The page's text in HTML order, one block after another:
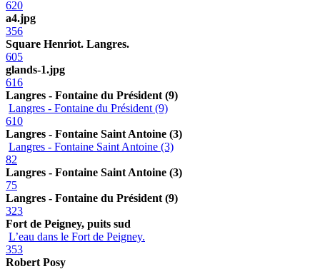
620
a4.jpg
356
Square Henriot. Langres.
605
glands-1.jpg
616
Langres - Fontaine du Président (9)
Langres - Fontaine du Président (9)
610
Langres - Fontaine Saint Antoine (3)
Langres - Fontaine Saint Antoine (3)
82
Langres - Fontaine Saint Antoine (3)
75
Langres - Fontaine du Président (9)
323
Fort de Peigney, puits sud
L’eau dans le Fort de Peigney.
353
Robert Posy